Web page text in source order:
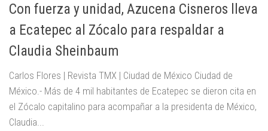
Con fuerza y unidad, Azucena Cisneros lleva
a Ecatepec al Zócalo para respaldar a
Claudia Sheinbaum
Carlos Flores | Revista TMX | Ciudad de México Ciudad de
México.- Más de 4 mil habitantes de Ecatepec se dieron cita en
el Zócalo capitalino para acompañar a la presidenta de México,
Claudia...